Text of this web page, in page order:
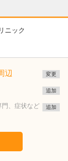
ニック
辺 変更
追加
門、症状など
追加